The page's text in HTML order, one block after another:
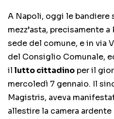
A Napoli, oggi le bandiere
mezz’asta, precisamente
sede del comune, e in via
del Consiglio Comunale,
il lutto cittadino per il
mercoledì 7 gennaio. Il
Magistris, aveva
allestire la camera